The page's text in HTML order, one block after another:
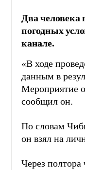
Два человека
погодных
канале.
«В ходе
данным в
Мероприятие
сообщил он.
По словам
он взял на
Через полтора